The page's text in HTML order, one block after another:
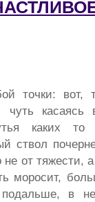
точки: вот,
касаясь
каких
от тяжести, а
моросит,
подальше, в